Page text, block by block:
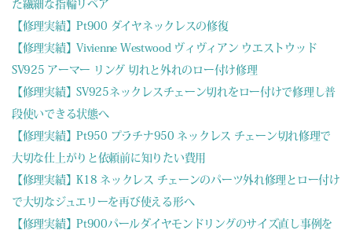
た繊細な指輪リペア
【修理実績】Pt900 ダイヤネックレスの修復
【修理実績】Vivienne Westwood ヴィヴィアン ウエストウッド
SV925 アーマー リング 切れと外れのロー付け修理
【修理実績】SV925ネックレスチェーン切れをロー付けで修理し普
段使いできる状態へ
【修理実績】Pt950 プラチナ950 ネックレス チェーン切れ修理で
大切な仕上がりと依頼前に知りたい費用
【修理実績】K18 ネックレス チェーンのパーツ外れ修理とロー付け
で大切なジュエリーを再び使える形へ
【修理実績】Pt900パールダイヤモンドリングのサイズ直し事例を